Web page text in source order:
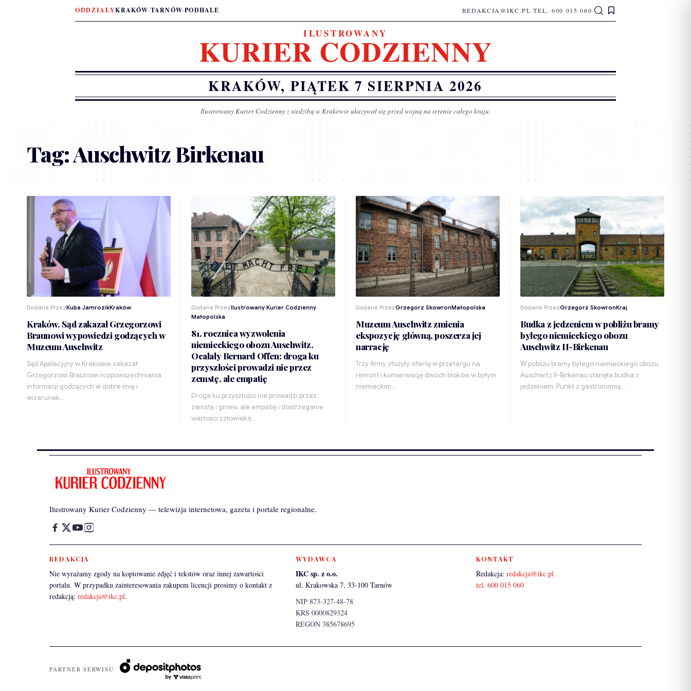
ODDZIAŁYKRAKÓW·TARNÓW·PODHALE REDAKCJA@IKC.PL·TEL. 600 015 060
ILUSTROWANY
KURIER CODZIENNY
KRAKÓW, PIĄTEK 7 SIERPNIA 2026
Ilustrowany Kurier Codzienny z siedzibą w Krakowie ukazywał się przed wojną na terenie całego kraju.
Tag:Auschwitz Birkenau
Dodane PrzezKuba JamrozikKraków
Kraków. Sąd zakazał Grzegorzowi
Braunowi wypowiedzi godzących w
Muzeum Auschwitz
Sąd Apelacyjny w Krakowie zakazał
Grzegorzowi Braunowi rozpowszechniania
informacji godzących w dobre imię i
wizerunek…
Dodane PrzezIlustrowany Kurier Codzienny
Małopolska
81. rocznica wyzwolenia
niemieckiego obozu Auschwitz.
Ocalały Bernard Offen: droga ku
przyszłości prowadzi nie przez
zemstę, ale empatię
Droga ku przyszłości nie prowadzi przez
zemstę i gniew, ale empatię i dostrzeganie
wartości człowieka…
Dodane PrzezGrzegorz SkowronMałopolska
Muzeum Auschwitz zmienia
ekspozycję główną, poszerza jej
narrację
Trzy firmy złożyły ofertę w przetargu na
remont i konserwację dwóch bloków w byłym
niemieckim…
Dodane PrzezGrzegorz SkowronKraj
Budka z jedzeniem w pobliżu bramy
byłego niemieckiego obozu
Auschwitz II-Birkenau
W pobliżu bramy byłego niemieckiego obozu
Auschwitz II-Birkenau stanęła budka z
jedzeniem. Punkt z gastronomią…
Ilustrowany Kurier Codzienny — telewizja internetowa, gazeta i portale regionalne.
REDAKCJA
Nie wyrażamy zgody na kopiowanie zdjęć i tekstów oraz innej zawartości
portalu. W przypadku zainteresowania zakupem licencji prosimy o kontakt z
redakcją: redakcja@ikc.pl.
WYDAWCA
IKC sp. z o.o.
ul. Krakowska 7, 33-100 Tarnów
NIP 873-327-48-78
KRS 0000829324
REGON 385678695
KONTAKT
Redakcja: redakcja@ikc.pl
tel. 600 015 060
PARTNER SERWISU